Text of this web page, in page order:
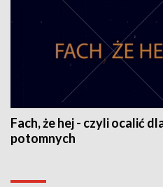
Fach, że hej - czyli ocalić
potomnych